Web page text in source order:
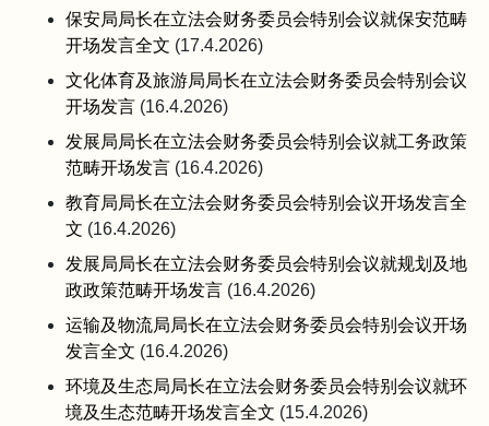
保安局局长在立法会财务委员会特别会议就保安范畴
开场发言全文 (17.4.2026)
文化体育及旅游局局长在立法会财务委员会特别会议
开场发言 (16.4.2026)
发展局局长在立法会财务委员会特别会议就工务政策
范畴开场发言 (16.4.2026)
教育局局长在立法会财务委员会特别会议开场发言全
文 (16.4.2026)
发展局局长在立法会财务委员会特别会议就规划及地
政政策范畴开场发言 (16.4.2026)
运输及物流局局长在立法会财务委员会特别会议开场
发言全文 (16.4.2026)
环境及生态局局长在立法会财务委员会特别会议就环
境及生态范畴开场发言全文 (15.4.2026)